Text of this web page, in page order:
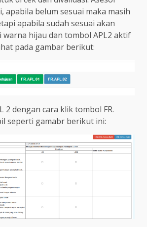
apabila belum sesuai maka masih
apabila sudah sesuai akan
warna hijau dan tombol APL2 aktif
pada gambar berikut:
2 dengan cara klik tombol FR.
seperti gamabr berikut ini: